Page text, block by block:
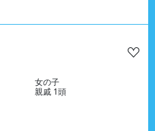
女の子
親戚 1頭